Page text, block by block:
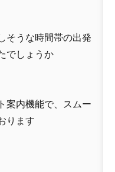
そうな時間帯の出発
でしょうか
案内機能で、スムー
ります